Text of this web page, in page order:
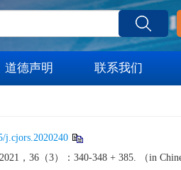
道德声明 联系我们
j.cjors.2020240
，36（3）：340-348 + 385. （in